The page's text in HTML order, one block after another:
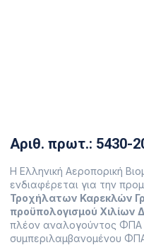
Αριθ. πρωτ.: 5430-
Η Ελληνική Αεροπορική
ενδιαφέρεται για την
Τροχήλατων Καρεκλών
προϋπολογισμού Χιλίων
πλέον αναλογούντος ΦΠΑ
συμπεριλαμβανομένου